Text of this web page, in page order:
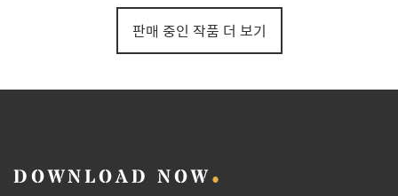
판매 중인 작품 더 보기
DOWNLOAD NOW